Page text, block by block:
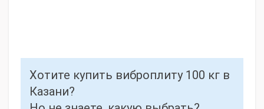
Хотите купить виброплиту 100 кг в
Казани?